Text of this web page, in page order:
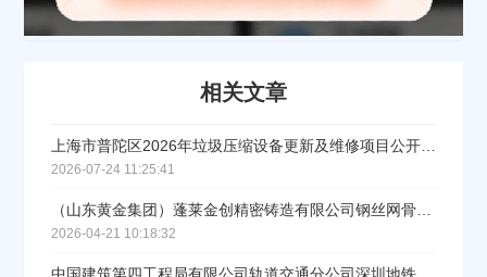
相关文章
上海市普陀区2026年垃圾压缩设备更新及维修项目公开招标公告
2026-07-24 11:25:41
（山东黄金集团）蓬莱金创精密铸造有限公司钢丝网骨架复合管生产设备（四）采购招标公告
2026-04-21 10:18:32